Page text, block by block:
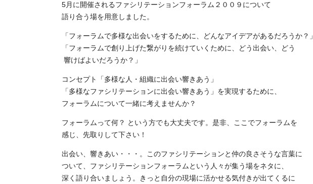
5月に開催されるファシリテーションフォーラム２００９について
語り合う場を用意しました。
「フォーラムで多様な出会いをするために、どんなアイデアがあるだろうか？」
「フォーラムで創り上げた繋がりを続けていくために、どう出会い、どう
響けばよいだろうか？」
コンセプト「多様な人・組織に出会い響きあう」
「多様なファシリテーションに出会い響きあう」を実現するために、
フォーラムについて一緒に考えませんか？
フォーラムって何？ という方でも大丈夫です。是非、ここでフォーラムを
感じ、先取りして下さい！
出会い、響きあい・・・。このファシリテーションと仲の良さそうな言葉に
ついて、ファシリテーションフォーラムという人々が集う場をネタに、
深く語り合いましょう。きっと自分の現場に活かせる気付きが出てくるに